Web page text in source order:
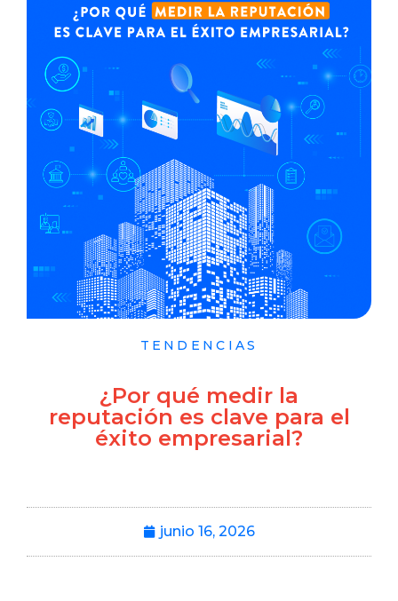
TENDENCIAS
¿Por qué medir la
reputación es clave para el
éxito empresarial?
junio 16, 2026